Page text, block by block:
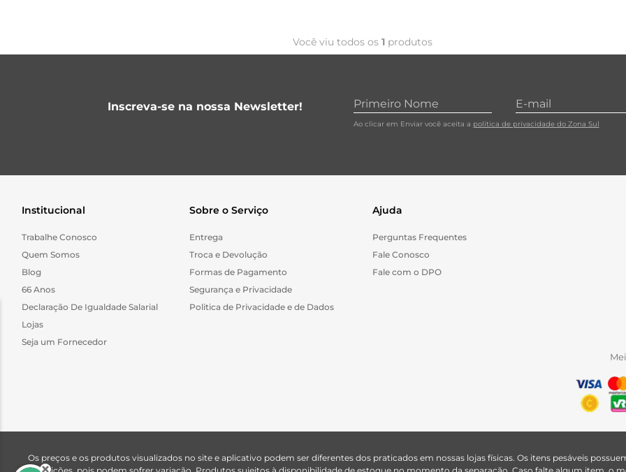
Você viu todos os1 produtos
Inscreva-se na nossa Newsletter!
Ao clicar em Enviar você aceita a política de privacidade do Zona Sul
Institucional
Trabalhe Conosco
Quem Somos
Blog
66 Anos
Declaração De Igualdade Salarial
Lojas
Seja um Fornecedor
Sobre o Serviço
Entrega
Troca e Devolução
Formas de Pagamento
Segurança e Privacidade
Politica de Privacidade e de Dados
Ajuda
Perguntas Frequentes
Fale Conosco
Fale com o DPO
Os preços e os produtos visualizados no site e aplicativo podem ser diferentes dos praticados em nossas lojas físicas. Os itens pesáveis